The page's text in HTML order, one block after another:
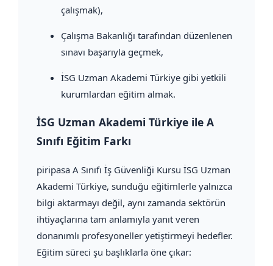
çalışmak),
Çalışma Bakanlığı tarafından düzenlenen
sınavı başarıyla geçmek,
İSG Uzman Akademi Türkiye gibi yetkili
kurumlardan eğitim almak.
İSG Uzman Akademi Türkiye ile A
Sınıfı Eğitim Farkı
piripasa A Sınıfı İş Güvenliği Kursu İSG Uzman
Akademi Türkiye, sunduğu eğitimlerle yalnızca
bilgi aktarmayı değil, aynı zamanda sektörün
ihtiyaçlarına tam anlamıyla yanıt veren
donanımlı profesyoneller yetiştirmeyi hedefler.
Eğitim süreci şu başlıklarla öne çıkar: